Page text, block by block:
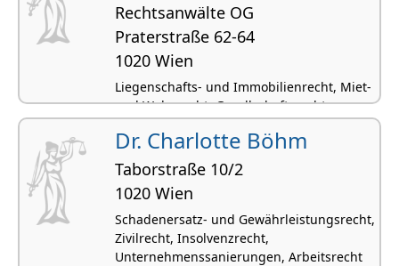
Rechtsanwälte OG
Praterstraße 62-64
1020 Wien
Liegenschafts- und Immobilienrecht, Miet-
und Wohnrecht, Gesellschaftsrecht,
Gesellschaftsgründungen, Zivilrecht
Dr. Charlotte Böhm
Taborstraße 10/2
1020 Wien
Schadenersatz- und Gewährleistungsrecht,
Zivilrecht, Insolvenzrecht,
Unternehmenssanierungen, Arbeitsrecht